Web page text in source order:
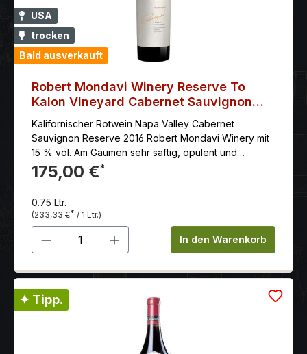
USA
trocken
Bald ausverkauft
Robert Mondavi Winery Reserve To
Kalon Vineyard Cabernet Sauvignon
2016
Kalifornischer Rotwein Napa Valley Cabernet
Sauvignon Reserve 2016 Robert Mondavi Winery mit
15 % vol. Am Gaumen sehr saftig, opulent und
kraftvoll mit viel dunkler Frucht nach Heidelbeeren,
Brombeeren, Schwarze Johannisbeeren, Dörrobst,
Mineralität, die am Gaumen zu beeindruckender Fülle
und Tiefe verschmelzen, vielschichtig und zugleich
großartig konzentriert, mit sattem, süß gereiftem,
doch fest strukturiertem Tannin, im Finale
175,00 €*
0.75 Ltr.
(233,33 €* / 1 Ltr.)
Produkt Anzahl: Gib denIn den Warenkorb
✦ Tipp.